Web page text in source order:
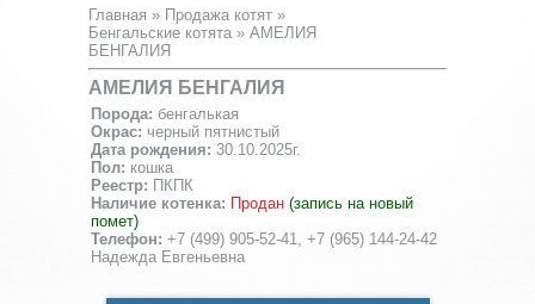
Главная » Продажа котят »
Бенгальские котята » АМЕЛИЯ
БЕНГАЛИЯ
АМЕЛИЯ БЕНГАЛИЯ
Порода: бенгалькая
Окрас: черный пятнистый
Дата рождения: 30.10.2025г.
Пол: кошка
Реестр: ПКПК
Наличие котенка: Продан (запись на новый
помет)
Телефон: +7 (499) 905-52-41, +7 (965) 144-24-42
Надежда Евгеньевна